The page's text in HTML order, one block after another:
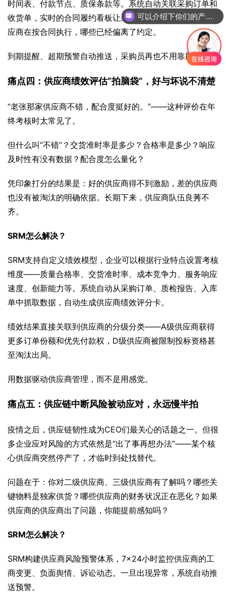
时间表、付款节点、质保条款等。系统自动关联采购订单和
收货单，实时的合同履约看板让采购经理随时掌握：哪些供
应商在按合同执行，哪些已经偏离了约定。
到期提醒、超期预警自动推送，采购员再也不用靠脑子记。
痛点四：供应商绩效评估“拍脑袋”，好与坏说不清楚
“老张那家供应商不错，配合度挺好的。”——这种评价在年
终考核时太常见了。
但什么叫“不错”？交货准时率是多少？合格率是多少？响应
及时性有没有数据？配合度怎么量化？
凭印象打分的结果是：好的供应商得不到激励，差的供应商
也没有被淘汰的明确依据。长期下来，供应商队伍良莠不
齐。
SRM怎么解决？
SRM支持自定义绩效模型，企业可以根据行业特点设置考核
维度——质量合格率、交货准时率、成本竞争力、服务响应
速度、创新能力等。系统自动从采购订单、质检报告、入库
单中抓取数据，自动生成供应商绩效评分卡。
绩效结果直接关联到供应商的分级分类——A级供应商获得
更多订单份额和优先付款权，D级供应商被限制投标资格甚
至淘汰出局。
用数据驱动供应商管理，而不是用感觉。
痛点五：供应链中断风险被动应对，永远慢半拍
疫情之后，供应链韧性成为CEO们最关心的话题之一。但很
多企业应对风险的方式依然是“出了事再想办法”——某个核
心供应商突然停产了，才临时到处找替代。
问题在于：你对二级供应商、三级供应商有了解吗？哪些关
键物料是独家供货？哪些供应商的财务状况正在恶化？如果
供应商的供应商出了问题，你能提前感知吗？
SRM怎么解决？
SRM构建供应商风险预警体系，7×24小时监控供应商的工
商变更、负面舆情、诉讼动态。一旦出现异常，系统自动推
送预警。
可以介绍下你们的产品么